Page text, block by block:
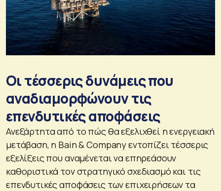
Οι τέσσερις δυνάμεις που
αναδιαμορφώνουν τις
επενδυτικές αποφάσεις
Ανεξάρτητα από το πώς θα εξελιχθεί η ενεργειακή
μετάβαση, η Bain & Company εντοπίζει τέσσερις
εξελίξεις που αναμένεται να επηρεάσουν
καθοριστικά τον στρατηγικό σχεδιασμό και τις
επενδυτικές αποφάσεις των επιχειρήσεων τα